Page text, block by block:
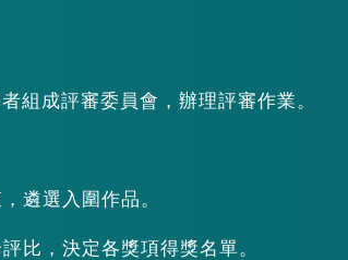
組成評審委員會，辦理評審作業。
遴選入圍作品。
比，決定各獎項得獎名單。